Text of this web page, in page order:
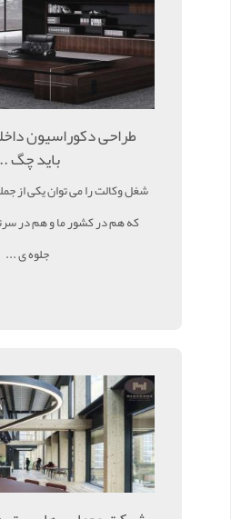
طراحی دکوراسیون
باید چگ
شغل وکالت را می توان یکی از
که هم در کشور ما و هم در
جلوه ی ...